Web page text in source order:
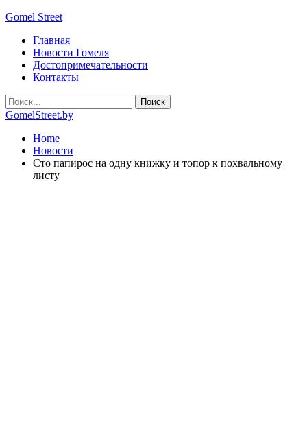
Gomel Street
Главная
Новости Гомеля
Достопримечательности
Контакты
GomelStreet.by
Home
Новости
Сто папирос на одну книжку и топор к похвальному
листу